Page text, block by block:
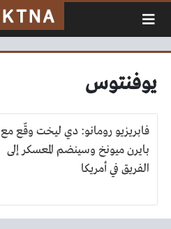
يوفنتوس
فابريزيو رومانو: دي ليخت وقّع مع
بايرن ميونخ وسينضم المعسكر إلى
الفريق في أمريكا